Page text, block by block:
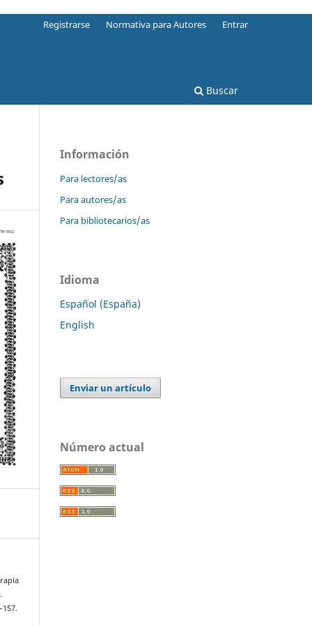
Buscar
Registrarse Normativa para Autores Entrar
Información
Para lectores/as
Para autores/as
Para bibliotecarios/as
Idioma
Español (España)
English
Enviar un artículo
Número actual